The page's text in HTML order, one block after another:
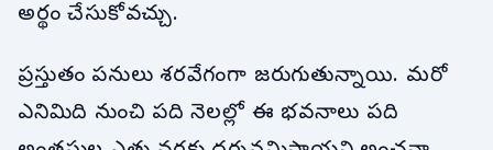
అర్థం చేసుకోవచ్చు.
ప్రస్తుతం పనులు శరవేగంగా జరుగుతున్నాయి. మరో
ఎనిమిది నుంచి పది నెలల్లో ఈ భవనాలు పది